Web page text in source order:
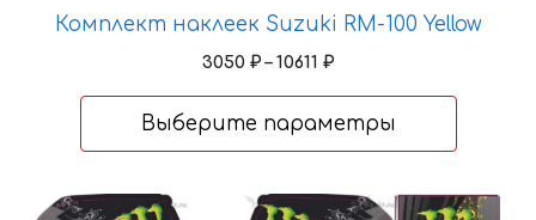
Комплект наклеек Suzuki RM-100 Yellow
3050 ₽ – 10611 ₽Диапазон
–
Выберите параметры
можно
странице
Этот